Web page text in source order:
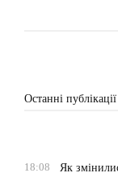
Останні публікації
18:08
Як